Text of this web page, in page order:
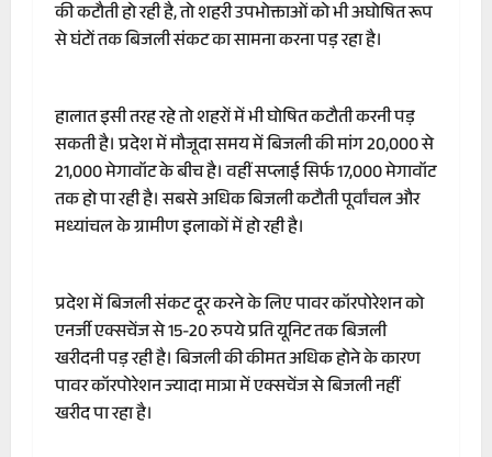
की कटौती हो रही है, तो शहरी उपभोक्ताओं को भी अघोषित रूप
से घंटों तक बिजली संकट का सामना करना पड़ रहा है।
हालात इसी तरह रहे तो शहरों में भी घोषित कटौती करनी पड़
सकती है। प्रदेश में मौजूदा समय में बिजली की मांग 20,000 से
21,000 मेगावॉट के बीच है। वहीं सप्लाई सिर्फ 17,000 मेगावॉट
तक हो पा रही है। सबसे अधिक बिजली कटौती पूर्वांचल और
मध्यांचल के ग्रामीण इलाकों में हो रही है।
प्रदेश में बिजली संकट दूर करने के लिए पावर कॉरपोरेशन को
एनर्जी एक्सचेंज से 15-20 रुपये प्रति यूनिट तक बिजली
खरीदनी पड़ रही है। बिजली की कीमत अधिक होने के कारण
पावर कॉरपोरेशन ज्यादा मात्रा में एक्सचेंज से बिजली नहीं
खरीद पा रहा है।